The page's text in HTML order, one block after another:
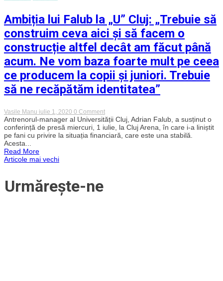
jucători
crescuți
aici,
care
să
poată
face
performanță”
Ambiția lui Falub la „U” Cluj: „Trebuie să
construim ceva aici și să facem o
construcție altfel decât am făcut până
acum. Ne vom baza foarte mult pe ceea
ce producem la copii și juniori. Trebuie
să ne recăpătăm identitatea”
Vasile Manu iulie 1, 2020 0 Commenton
Ambiția
lui
Falub
la
Antrenorul-manager al Universității Cluj, Adrian Falub, a susținut o
conferință de presă miercuri, 1 iulie, la Cluj Arena, în care i-a liniștit
pe fani cu privire la situația financiară, care este una stabilă.
Acesta...
Read More
Navigare
în
Articole mai vechi
Urmărește-ne